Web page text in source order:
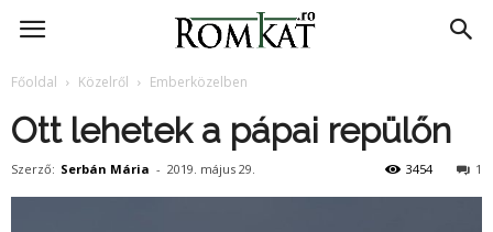
RomKat.ro
Főoldal Közelről Emberközelben
Ott lehetek a pápai repülőn
Szerző: Serbán Mária - 2019. május 29. 1
3454